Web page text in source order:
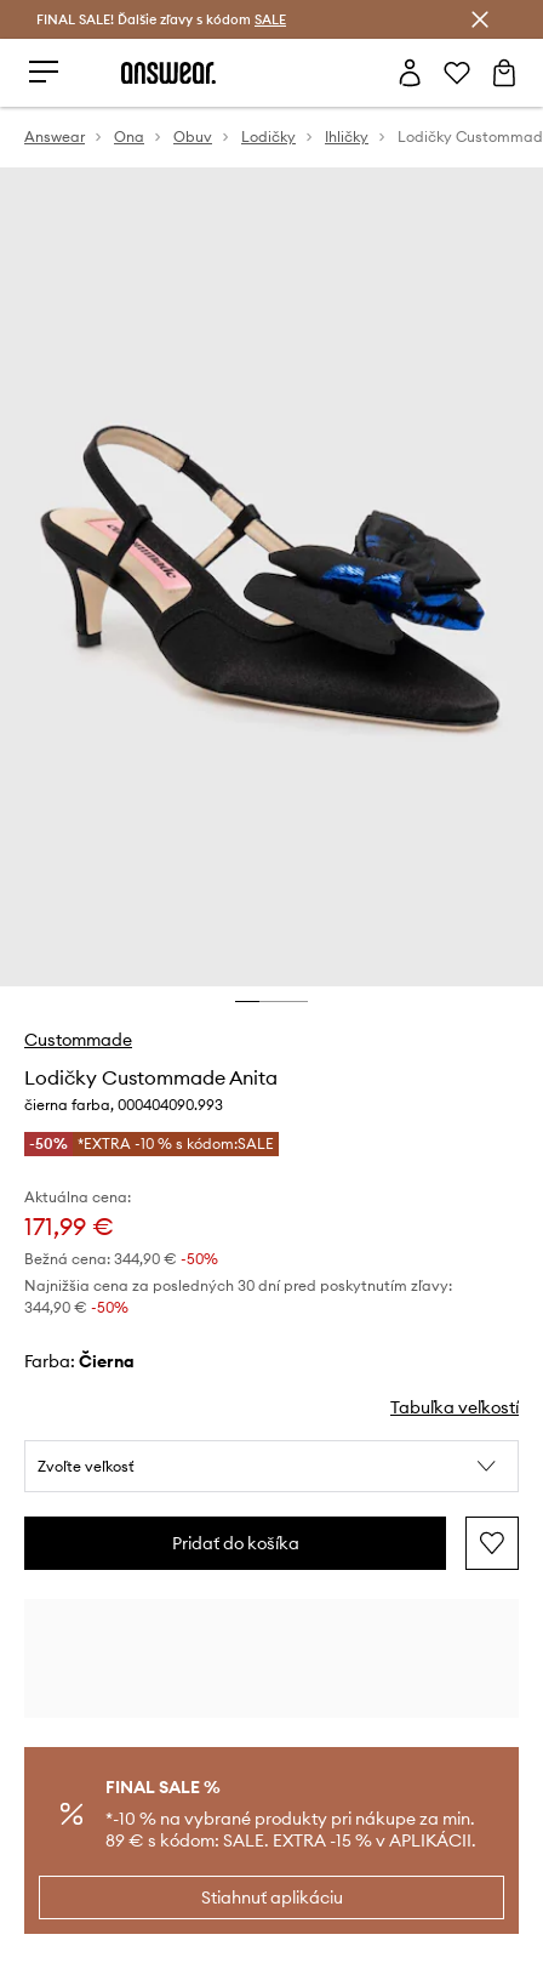
Šetrite s Answear Club >
FINAL SALE! Ďalšie zľavy s kódom SALE
Answear Ona Obuv Lodičky Ihličky Lodičky
Custommade
Lodičky Custommade Anita
čierna farba, 000404090.993
-50% *EXTRA -10 % s kódom:SALE
Aktuálna cena:
171,99 €
Bežná cena: 344,90 € -50%
Najnižšia cena za posledných 30 dní pred poskytnutím zľavy:
344,90 € -50%
Farba: čierna
Tabuľka veľkostí
Zvoľte veľkosť
Pridať do košíka
FINAL SALE %
*-10 % na vybrané produkty pri nákupe za min.
89 € s kódom: SALE. EXTRA -15 % v APLIKÁCII.
Stiahnuť aplikáciu